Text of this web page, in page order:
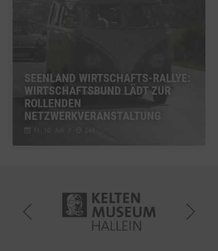
SEENLAND WIRTSCHAFTS-RALLYE:
WIRTSCHAFTSBUND LÄDT ZUR
ROLLENDEN
NETZWERKVERANSTALTUNG
Fr., 10. Juli